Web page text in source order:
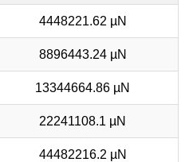
4448221.62 µN
8896443.24 µN
13344664.86 µN
22241108.1 µN
44482216.2 µN